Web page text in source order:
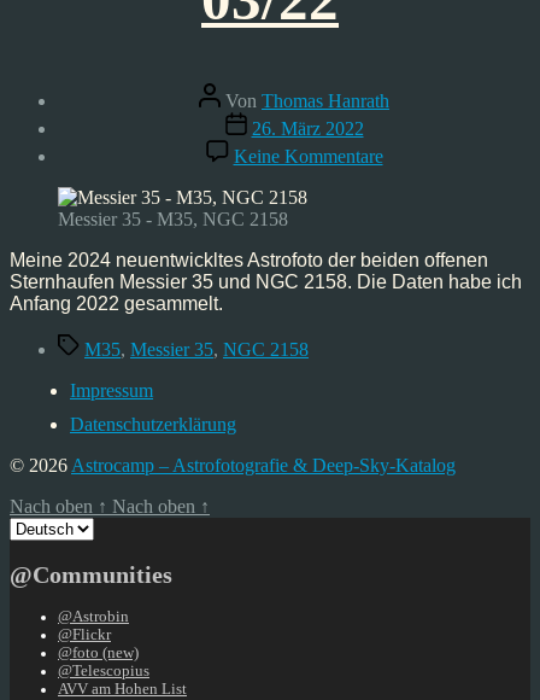
Beitragsautor
Von Thomas Hanrath
Veröffentlichungsdatum
26. März 2022
Keine Kommentarezu
Astrofoto:
NGC
2158
Messier 35 - M35, NGC 2158
Meine 2024 neuentwickltes Astrofoto der beiden offenen
Sternhaufen Messier 35 und NGC 2158. Die Daten habe ich
Anfang 2022 gesammelt.
Schlagwörter
M35, Messier 35, NGC 2158
Impressum
Datenschutzerklärung
© 2026 Astrocamp – Astrofotografie & Deep-Sky-Katalog
Nach oben ↑ Nach oben ↑
Sprache
auswählen
@Communities
@Astrobin
@Flickr
@foto (new)
@Telescopius
AVV am Hohen List